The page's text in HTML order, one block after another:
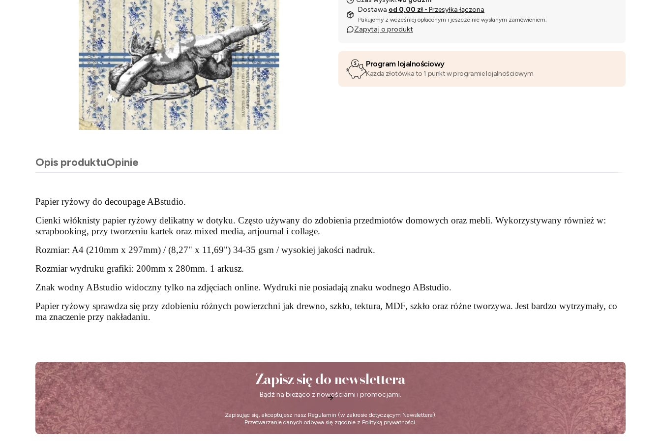
Dostawa od 0,00 zł - Przesyłka łączona
Pakujemy z wcześniej opłaconym i jeszcze nie wysłanym zamówieniem.
Zapytaj o produkt
Program lojalnościowy
Każda złotówka to 1 punkt w programie lojalnościowym
Opis produktuOpinie
Papier ryżowy do decoupage ABstudio.
Cienki włóknisty papier ryżowy delikatny w dotyku. Często używany do zdobienia przedmiotów domowych oraz mebli. Wykorzystywany również w:
scrapbooking, przy tworzeniu kartek oraz mixed media, artjournal i collage.
Rozmiar: A4 (210mm x 297mm) / (8,27" x 11,69") 34-35 gsm / wysokiej jakości nadruk.
Rozmiar wydruku grafiki: 200mm x 280mm. 1 arkusz.
Znak wodny ABstudio widoczny tylko na zdjęciach online. Wydruki nie posiadają znaku wodnego ABstudio.
Papier ryżowy sprawdza się przy zdobieniu różnych powierzchni jak drewno, szkło, tektura, MDF, szkło oraz różne tworzywa. Jest bardzo wytrzymały, co
ma znaczenie przy nakładaniu.
Zapisz się do newslettera
Bądź na bieżąco z nowościami i promocjami.
Zapisując się, akceptujesz nasz Regulamin (w zakresie dotyczącym Newslettera).
Przetwarzanie danych odbywa się zgodnie z Polityką prywatności.